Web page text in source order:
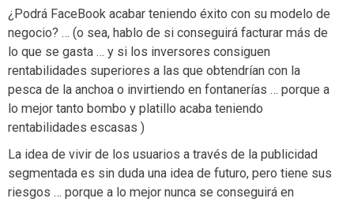
¿Podrá FaceBook acabar teniendo éxito con su modelo de
negocio? … (o sea, hablo de si conseguirá facturar más de
lo que se gasta … y si los inversores consiguen
rentabilidades superiores a las que obtendrían con la
pesca de la anchoa o invirtiendo en fontanerías … porque a
lo mejor tanto bombo y platillo acaba teniendo
rentabilidades escasas )
La idea de vivir de los usuarios a través de la publicidad
segmentada es sin duda una idea de futuro, pero tiene sus
riesgos … porque a lo mejor nunca se conseguirá en